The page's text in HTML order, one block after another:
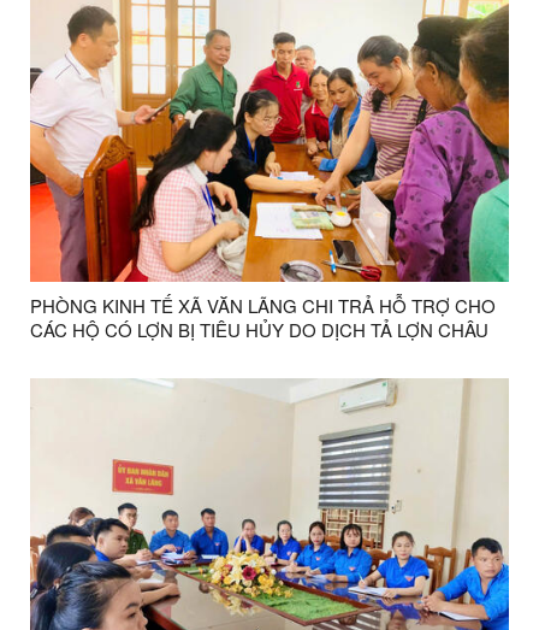
PHÒNG KINH TẾ XÃ VĂN LÃNG CHI TRẢ HỖ TRỢ CHO
CÁC HỘ CÓ LỢN BỊ TIÊU HỦY DO DỊCH TẢ LỢN CHÂU